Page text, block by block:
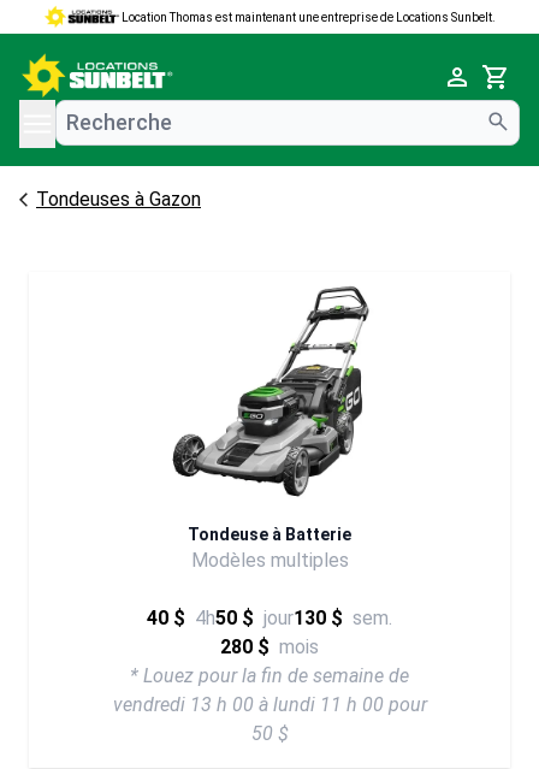
Location Thomas est maintenant une entreprise de Locations Sunbelt.
Cart
menu
Tondeuses à Gazon
Tondeuse à Batterie
Modèles multiples
40 $ 4h50 $ jour130 $ sem.
280 $ mois
* Louez pour la fin de semaine de
vendredi 13 h 00 à lundi 11 h 00 pour
50 $